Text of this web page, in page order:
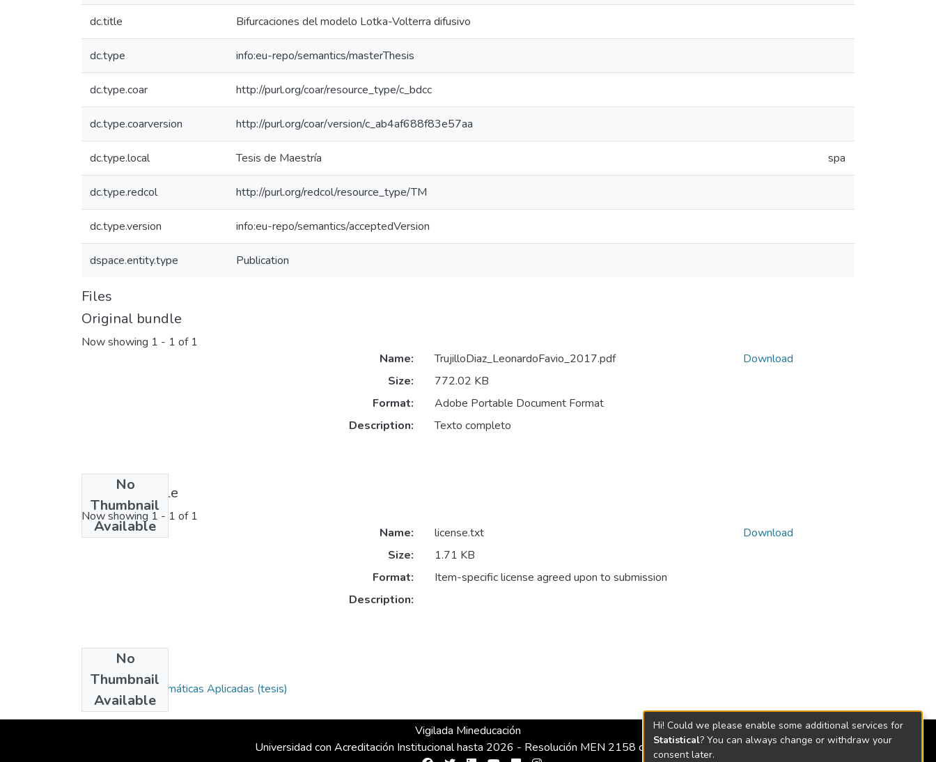
dc.title Bifurcaciones del modelo Lotka-Volterra difusivo
dc.type info:eu-repo/semantics/masterThesis
dc.type.coar http://purl.org/coar/resource_type/c_bdcc
dc.type.coarversion http://purl.org/coar/version/c_ab4af688f83e57aa
dc.type.local Tesis de Maestría spa
dc.type.redcol http://purl.org/redcol/resource_type/TM
dc.type.version info:eu-repo/semantics/acceptedVersion
dspace.entity.type Publication
Files
Original bundle
Now showing 1 - 1 of 1
No
Thumbnail
Available
Name:
TrujilloDiaz_LeonardoFavio_2017.pdf
Size:
772.02 KB
Format:
Adobe Portable Document Format
Description:
Texto completo
Download
License bundle
Now showing 1 - 1 of 1
No
Thumbnail
Available
Name:
license.txt
Size:
1.71 KB
Format:
Item-specific license agreed upon to submission
Description:
Download
Collections
Maestría en Matemáticas Aplicadas (tesis)
Vigilada Mineducación
Universidad con Acreditación Institucional hasta 2026 - Resolución MEN 2158 de 2018
Hi! Could we please enable some additional services for
Statistical? You can always change or withdraw your
consent later.